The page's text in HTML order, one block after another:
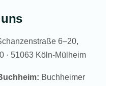
6–20,
· 51063 Köln-Mülheim
Buchheimer